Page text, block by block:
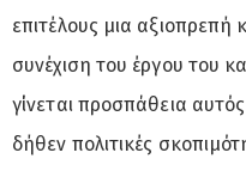
επιτέλους μια αξιοπρεπή
συνέχιση του έργου του
γίνεται προσπάθεια
δήθεν πολιτικές